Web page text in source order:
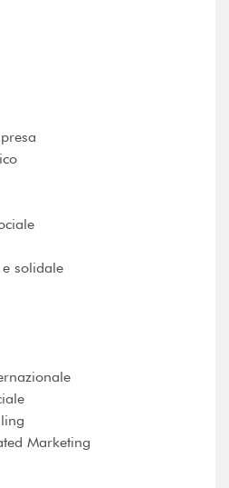
solidale
Marketing